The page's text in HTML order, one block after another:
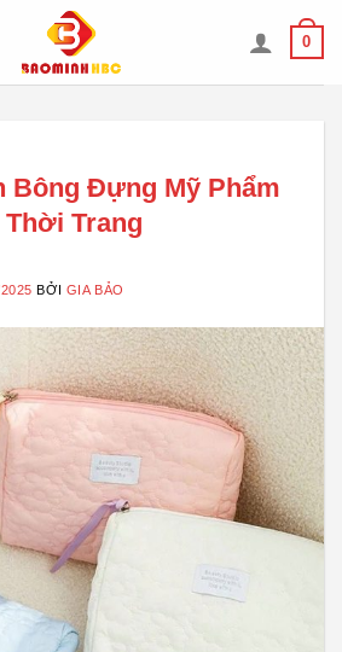
0
Bông Đựng Mỹ Phẩm
Trang
BỞI GIA BẢO